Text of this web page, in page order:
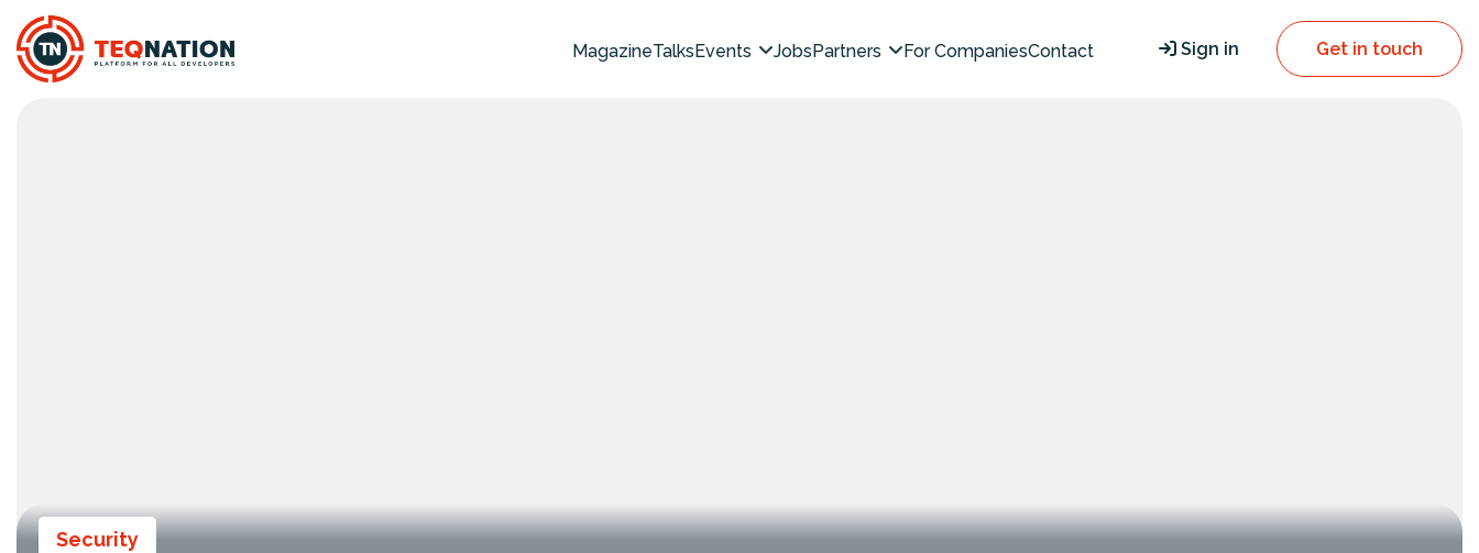
MagazineTalksEvents JobsPartners For CompaniesContact Sign in Get in touch
Security